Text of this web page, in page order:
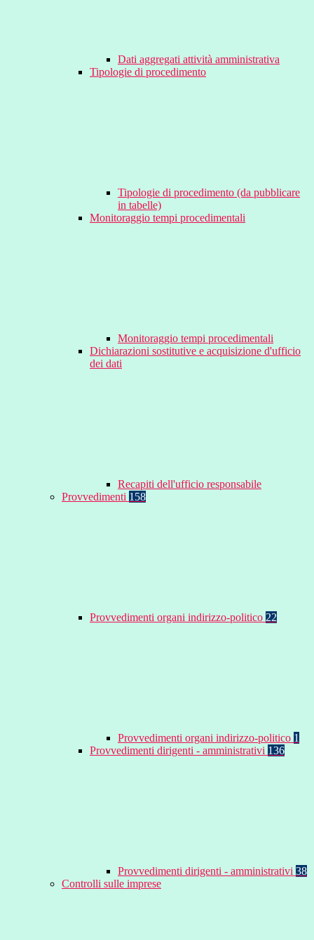
Dati aggregati attività amministrativa
Tipologie di procedimento
Tipologie di procedimento (da pubblicare
in tabelle)
Monitoraggio tempi procedimentali
Monitoraggio tempi procedimentali
Dichiarazioni sostitutive e acquisizione d'ufficio
dei dati
Recapiti dell'ufficio responsabile
Provvedimenti 158
Provvedimenti organi indirizzo-politico 22
Provvedimenti organi indirizzo-politico 1
Provvedimenti dirigenti - amministrativi 136
Provvedimenti dirigenti - amministrativi 38
Controlli sulle imprese